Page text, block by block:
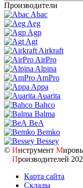
Производители
Abac
Aeg
Agp
Agt
Airkraft
AirPro
Alpina
AmPro
Appa
Auarita
Bahco
Balma
BeA
Bemko
Bessey
© Инструмент М
Производителей
Карта сайта
Склады